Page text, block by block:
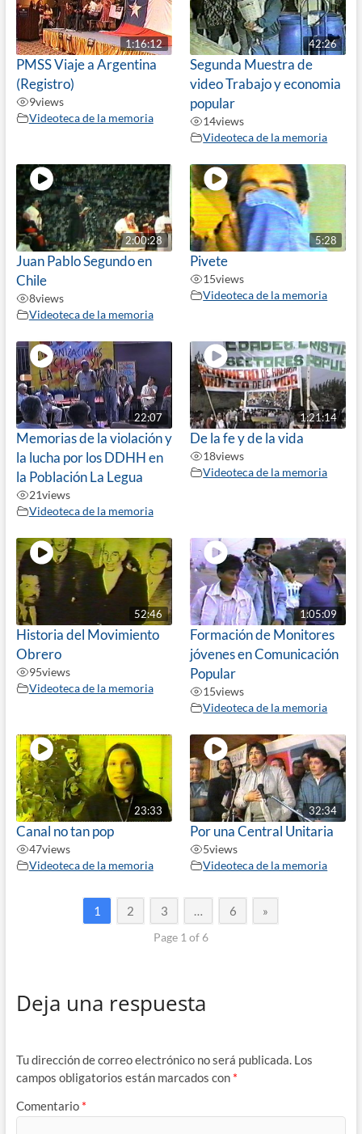
1:16:12
PMSS Viaje a Argentina
(Registro)
9views
Videoteca de la memoria
42:26
Segunda Muestra de
video Trabajo y economia
popular
14views
Videoteca de la memoria
2:00:28
Juan Pablo Segundo en
Chile
8views
Videoteca de la memoria
5:28
Pivete
15views
Videoteca de la memoria
22:07
Memorias de la violación y
la lucha por los DDHH en
la Población La Legua
21views
Videoteca de la memoria
1:21:14
De la fe y de la vida
18views
Videoteca de la memoria
52:46
Historia del Movimiento
Obrero
95views
Videoteca de la memoria
1:05:09
Formación de Monitores
jóvenes en Comunicación
Popular
15views
Videoteca de la memoria
23:33
Canal no tan pop
47views
Videoteca de la memoria
32:34
Por una Central Unitaria
5views
Videoteca de la memoria
1 2 3 … 6 »
Page 1 of 6
Deja una respuesta
Tu dirección de correo electrónico no será publicada. Los
campos obligatorios están marcados con *
Comentario *